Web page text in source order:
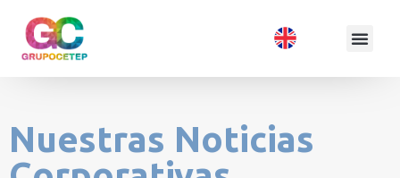
Nuestras Noticias